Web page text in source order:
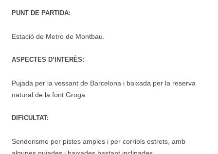
PUNT DE PARTIDA:
Estació de Metro de Montbau.
ASPECTES D’INTERÈS:
Pujada per la vessant de Barcelona i baixada per la reserva
natural de la font Groga.
DIFICULTAT:
Senderisme per pistes amples i per corriols estrets, amb